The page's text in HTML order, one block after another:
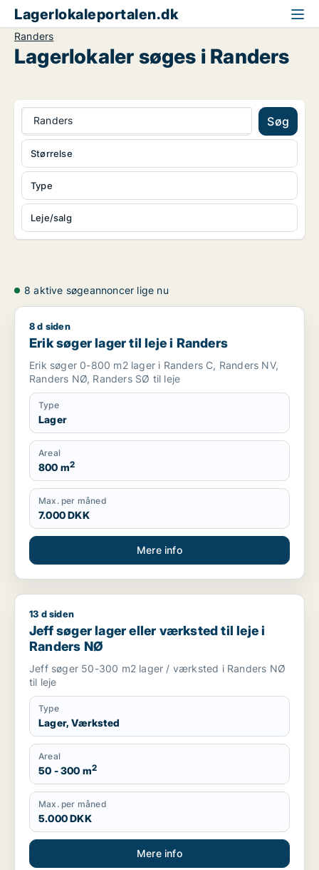
Lagerlokaleportalen.dk
Randers
Lagerlokaler søges i Randers
Randers Søg
Type
Leje/salg
Størrelse
8 aktive søgeannoncer lige nu
Erik søger lager til leje i Randers
8 d siden
Erik søger lager til leje i Randers
Erik søger 0-800 m2 lager i Randers C, Randers NV,
Randers NØ, Randers SØ til leje
Type
Lager
Areal
800 m2
Max. per måned
7.000 DKK
Mere info
Jeff søger lager eller værksted til leje i Randers NØ
13 d siden
Jeff søger lager eller værksted til leje i
Randers NØ
Jeff søger 50-300 m2 lager / værksted i Randers NØ
til leje
Type
Lager, Værksted
Areal
50 - 300 m2
Max. per måned
5.000 DKK
Mere info